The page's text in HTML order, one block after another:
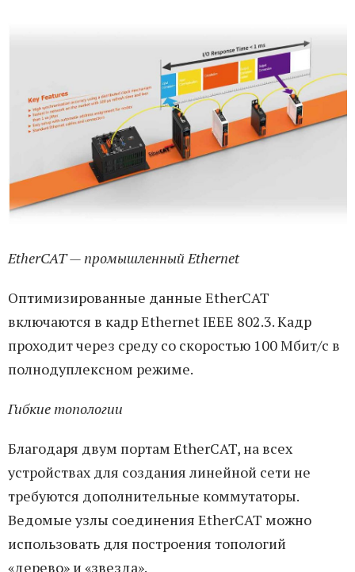
EtherCAT — промышленный Ethernet
Оптимизированные данные EtherCAT
включаются в кадр Ethernet IEEE 802.3. Кадр
проходит через среду со скоростью 100 Мбит/с в
полнодуплексном режиме.
Гибкие топологии
Благодаря двум портам EtherCAT, на всех
устройствах для создания линейной сети не
требуются дополнительные коммутаторы.
Ведомые узлы соединения EtherCAT можно
использовать для построения топологий
«дерево» и «звезда».